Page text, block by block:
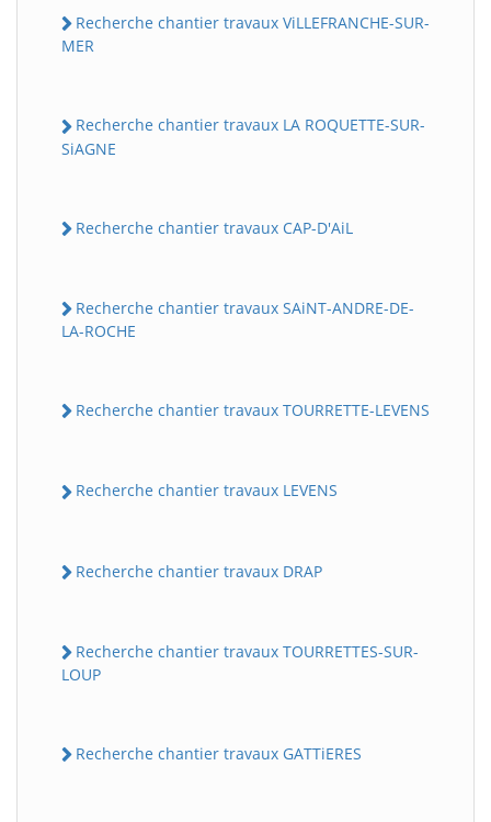
Recherche chantier travaux ViLLEFRANCHE-SUR-
MER
Recherche chantier travaux LA ROQUETTE-SUR-
SiAGNE
Recherche chantier travaux CAP-D'AiL
Recherche chantier travaux SAiNT-ANDRE-DE-
LA-ROCHE
Recherche chantier travaux TOURRETTE-LEVENS
Recherche chantier travaux LEVENS
Recherche chantier travaux DRAP
Recherche chantier travaux TOURRETTES-SUR-
LOUP
Recherche chantier travaux GATTiERES